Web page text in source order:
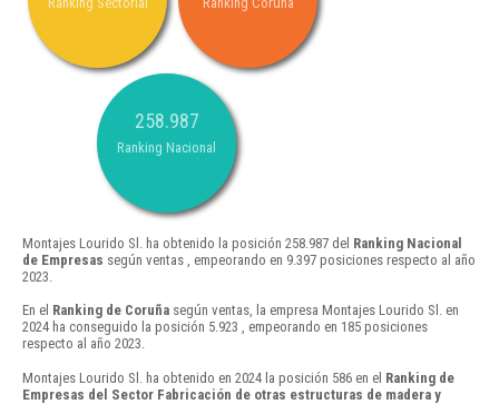
258.987
Ranking Nacional
Montajes Lourido Sl. ha obtenido la posición 258.987 del Ranking Nacional
de Empresas según ventas , empeorando en 9.397 posiciones respecto al año
2023.
En el Ranking de Coruña según ventas, la empresa Montajes Lourido Sl. en
2024 ha conseguido la posición 5.923 , empeorando en 185 posiciones
respecto al año 2023.
Montajes Lourido Sl. ha obtenido en 2024 la posición 586 en el Ranking de
Empresas del Sector Fabricación de otras estructuras de madera y